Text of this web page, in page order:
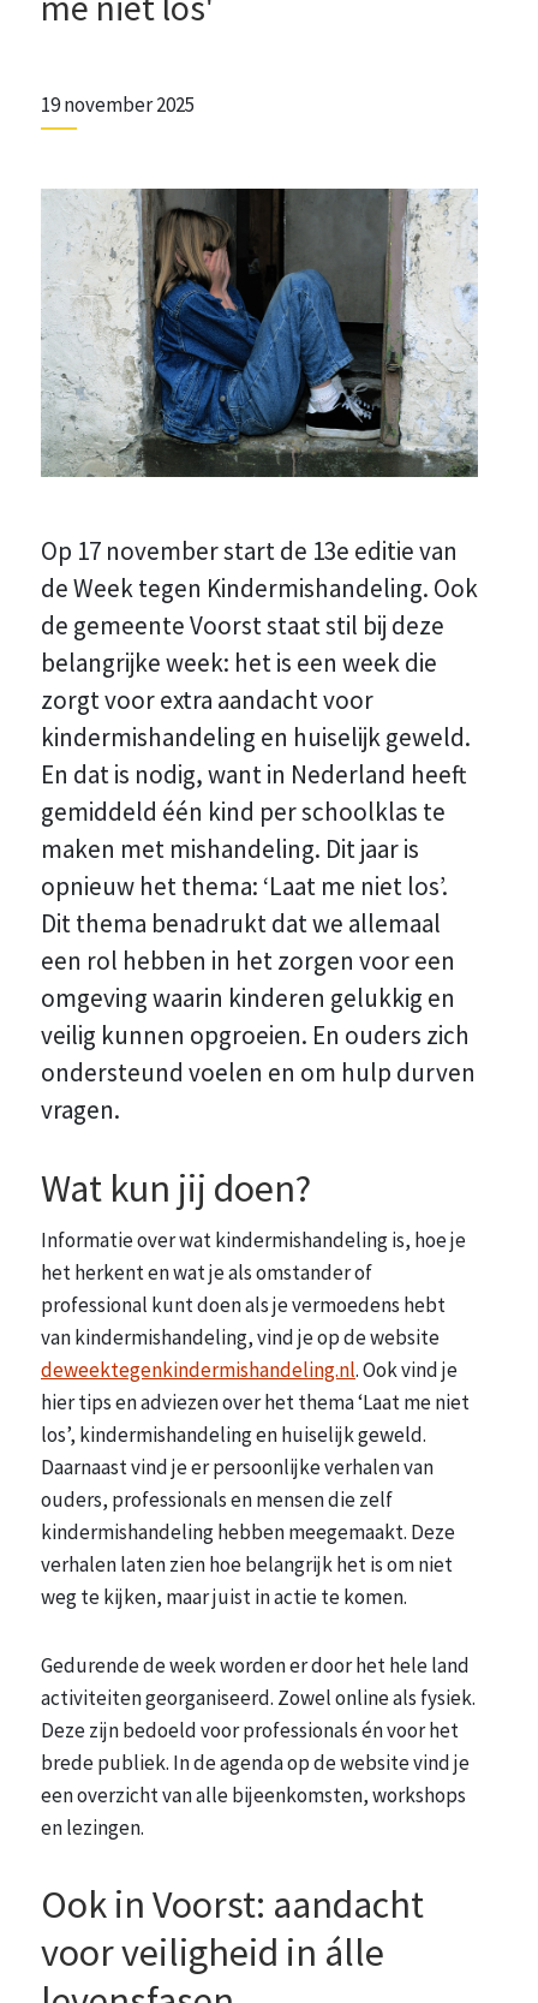
19 november 2025
Op 17 november start de 13e editie van
de Week tegen Kindermishandeling. Ook
de gemeente Voorst staat stil bij deze
belangrijke week: het is een week die
zorgt voor extra aandacht voor
kindermishandeling en huiselijk geweld.
En dat is nodig, want in Nederland heeft
gemiddeld één kind per schoolklas te
maken met mishandeling. Dit jaar is
opnieuw het thema: ‘Laat me niet los’.
Dit thema benadrukt dat we allemaal
een rol hebben in het zorgen voor een
omgeving waarin kinderen gelukkig en
veilig kunnen opgroeien. En ouders zich
ondersteund voelen en om hulp durven
vragen.
Wat kun jij doen?
Informatie over wat kindermishandeling is, hoe je
het herkent en wat je als omstander of
professional kunt doen als je vermoedens hebt
van kindermishandeling, vind je op de website
deweektegenkindermishandeling.nl. Ook vind je
hier tips en adviezen over het thema ʻLaat me niet
losʼ, kindermishandeling en huiselijk geweld.
Daarnaast vind je er persoonlijke verhalen van
ouders, professionals en mensen die zelf
kindermishandeling hebben meegemaakt. Deze
verhalen laten zien hoe belangrijk het is om niet
weg te kijken, maar juist in actie te komen.
Gedurende de week worden er door het hele land
activiteiten georganiseerd. Zowel online als fysiek.
Deze zijn bedoeld voor professionals én voor het
brede publiek. In de agenda op de website vind je
een overzicht van alle bijeenkomsten, workshops
en lezingen.
Ook in Voorst: aandacht
voor veiligheid in álle